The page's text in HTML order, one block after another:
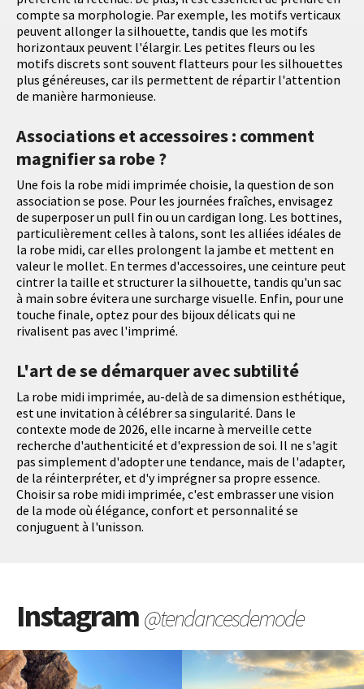
compte sa morphologie. Par exemple, les motifs verticaux
peuvent allonger la silhouette, tandis que les motifs
horizontaux peuvent l'élargir. Les petites fleurs ou les
motifs discrets sont souvent flatteurs pour les silhouettes
plus généreuses, car ils permettent de répartir l'attention
de manière harmonieuse.
Associations et accessoires : comment
magnifier sa robe ?
Une fois la robe midi imprimée choisie, la question de son
association se pose. Pour les journées fraîches, envisagez
de superposer un pull fin ou un cardigan long. Les bottines,
particulièrement celles à talons, sont les alliées idéales de
la robe midi, car elles prolongent la jambe et mettent en
valeur le mollet. En termes d'accessoires, une ceinture peut
cintrer la taille et structurer la silhouette, tandis qu'un sac
à main sobre évitera une surcharge visuelle. Enfin, pour une
touche finale, optez pour des bijoux délicats qui ne
rivalisent pas avec l'imprimé.
L'art de se démarquer avec subtilité
La robe midi imprimée, au-delà de sa dimension esthétique,
est une invitation à célébrer sa singularité. Dans le
contexte mode de 2026, elle incarne à merveille cette
recherche d'authenticité et d'expression de soi. Il ne s'agit
pas simplement d'adopter une tendance, mais de l'adapter,
de la réinterpréter, et d'y imprégner sa propre essence.
Choisir sa robe midi imprimée, c'est embrasser une vision
de la mode où élégance, confort et personnalité se
conjuguent à l'unisson.
Instagram@tendancesdemode